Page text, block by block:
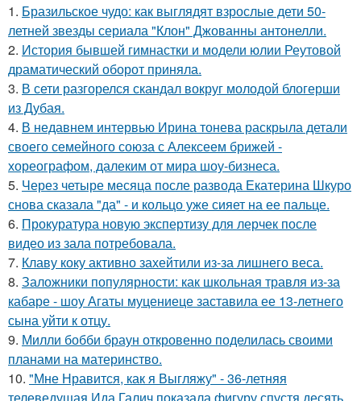
1. Бразильское чудо: как выглядят взрослые дети 50-
летней звезды сериала "Клон" Джованны антонелли.
2. История бывшей гимнастки и модели юлии Реутовой
драматический оборот приняла.
3. В сети разгорелся скандал вокруг молодой блогерши
из Дубая.
4. В недавнем интервью Ирина тонева раскрыла детали
своего семейного союза с Алексеем брижей -
хореографом, далеким от мира шоу-бизнеса.
5. Через четыре месяца после развода Екатерина Шкуро
снова сказала "да" - и кольцо уже сияет на ее пальце.
6. Прокуратура новую экспертизу для лерчек после
видео из зала потребовала.
7. Клаву коку активно захейтили из-за лишнего веса.
8. Заложники популярности: как школьная травля из-за
кабаре - шоу Агаты муцениеце заставила ее 13-летнего
сына уйти к отцу.
9. Милли бобби браун откровенно поделилась своими
планами на материнство.
10. "Мне Нравится, как я Выгляжу" - 36-летняя